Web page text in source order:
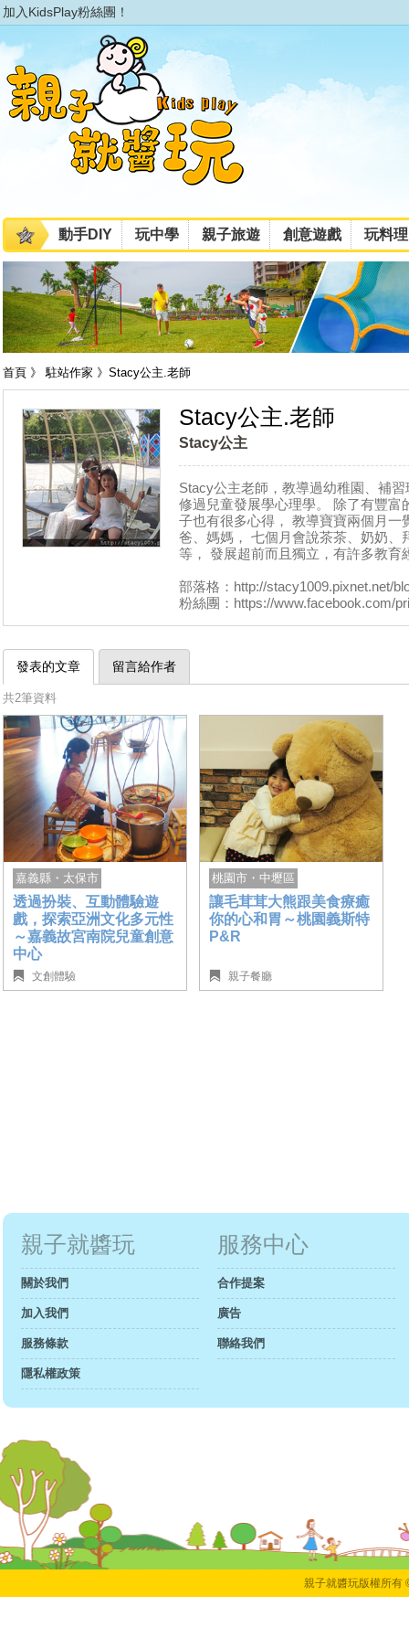
加入KidsPlay粉絲團！
動手DIY 玩中學 親子旅遊 創意遊戲 玩料理
首頁 》 駐站作家 》Stacy公主.老師
Stacy公主.老師
Stacy公主
Stacy公主老師，教導過幼稚園、補
修過兒童發展學心理學。 除了有豐富
子也有很多心得， 教導寶寶兩個月一
爸、媽媽， 七個月會說茶茶、奶奶
等， 發展超前而且獨立，有許多教育
部落格：http://stacy1009.pixnet.net/
粉絲團：https://www.facebook.com/
發表的文章 留言給作者
共2筆資料
嘉義縣・太保市
透過扮裝、互動體驗遊
戲，探索亞洲文化多元性
～嘉義故宮南院兒童創意
中心
文創體驗
桃園市・中壢區
讓毛茸茸大熊跟美食療癒
你的心和胃～桃園義斯特
P&R
親子餐廳
親子就醬玩
關於我們
加入我們
服務條款
隱私權政策
服務中心
合作提案
廣告
聯絡我們
親子就醬玩版權所有